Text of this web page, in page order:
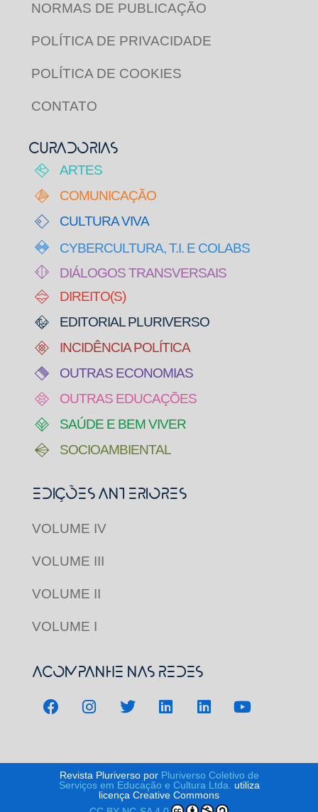
NORMAS DE PUBLICAÇÃO
POLÍTICA DE PRIVACIDADE
POLÍTICA DE COOKIES
CONTATO
CURADORIAS
ARTES
COMUNICAÇÃO
CULTURA VIVA
CYBERCULTURA, T.I. E COLABS
DIÁLOGOS TRANSVERSAIS
DIREITO(S)
EDITORIAL PLURIVERSO
INCIDÊNCIA POLÍTICA
OUTRAS ECONOMIAS
OUTRAS EDUCAÇÕES
SAÚDE E BEM VIVER
SOCIOAMBIENTAL
Edições Anteriores
VOLUME IV
VOLUME III
VOLUME II
VOLUME I
Acompanhe nas redes
Revista Pluriverso por Pluriverso Coletivo de
Serviços em Educação e Cultura Ltda.
utiliza
licença Creative Commons